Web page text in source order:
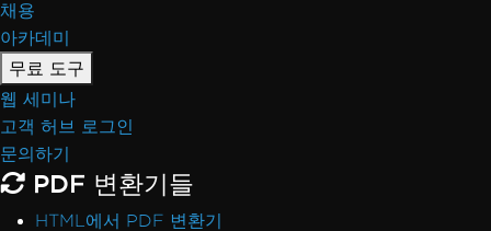
채용
아카데미
무료 도구
웹 세미나
고객 허브 로그인
문의하기
PDF 변환기들
HTML에서 PDF 변환기